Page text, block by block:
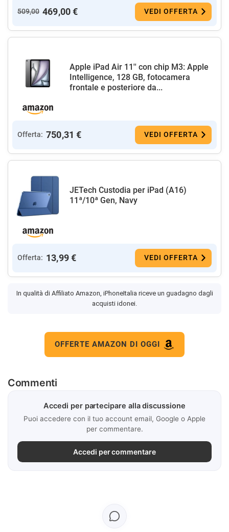
509,00 469,00 € VEDI OFFERTA
Apple iPad Air 11'' con chip M3: Apple
Intelligence, 128 GB, fotocamera
frontale e posteriore da...
Offerta: 750,31 € VEDI OFFERTA
JETech Custodia per iPad (A16)
11ª/10ª Gen, Navy
Offerta: 13,99 € VEDI OFFERTA
In qualità di Affiliato Amazon, iPhoneItalia riceve un guadagno dagli
acquisti idonei.
OFFERTE AMAZON DI OGGI
Commenti
Accedi per partecipare alla discussione
Puoi accedere con il tuo account email, Google o Apple
per commentare.
Accedi per commentare